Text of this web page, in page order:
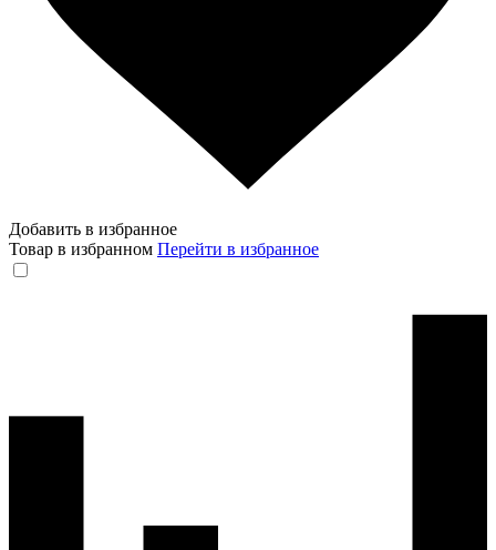
Добавить в избранное
Товар в избранном Перейти в избранное